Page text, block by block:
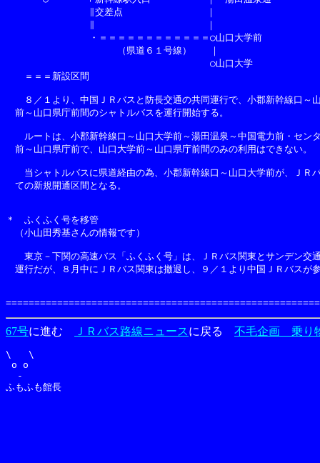
∥交差点　　　　　　　　　｜
∥　　　　　　　　　　　　｜
・＝＝＝＝＝＝＝＝＝＝＝＝○山口大学前
（県道６１号線）　　｜
○山口大学
＝＝＝新設区間
８／１より、中国ＪＲバスと防長交通の共同運行で、小郡新幹線口～
前～山口県庁前間のシャトルバスを運行開始する。
ルートは、小郡新幹線口～山口大学前～湯田温泉～中国電力前・セン
前～山口県庁前で、山口大学前～山口県庁前間のみの利用はできない。
当シャトルバスに県道経由の為、小郡新幹線口～山口大学前が、ＪＲ
ての新規開通区間となる。
＊　ふくふく号を移管
（小山田秀基さんの情報です）
東京－下関の高速バス「ふくふく号」は、ＪＲバス関東とサンデン交
運行だが、８月中にＪＲバス関東は撤退し、９／１より中国ＪＲバスが
67号に進む ＪＲバス路線ニュースに戻る 不毛企画 乗り
\   \
o o
  -